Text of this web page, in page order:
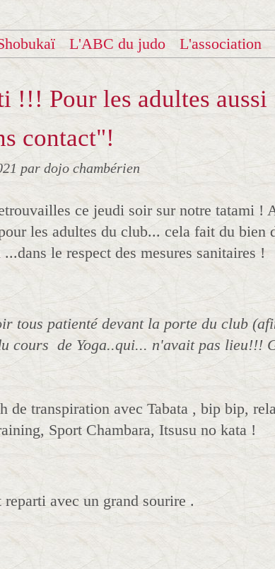
L'ABC du judo L'association
!!! Pour les adultes aussi
contact"!
par dojo chambérien
ce jeudi soir sur notre tatami !
les adultes du club... cela fait du bien
le respect des mesures sanitaires !
tous patienté devant la porte du club
cours de Yoga..qui... n'avait pas lieu!!!
de transpiration avec Tabata , bip bip,
Sport Chambara, Itsusu no kata !
reparti avec un grand sourire .